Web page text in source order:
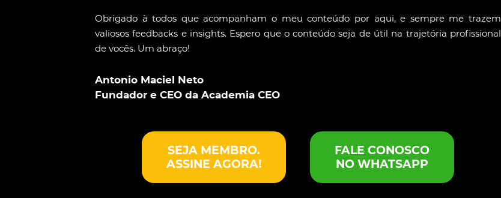
Obrigado à todos que acompanham o meu conteúdo por aqui, e sempre me trazem
valiosos feedbacks e insights. Espero que o conteúdo seja de útil na trajetória profissional
de vocês. Um abraço!
Antonio Maciel Neto
Fundador e CEO da Academia CEO
SEJA MEMBRO.
ASSINE AGORA!
FALE CONOSCO
NO WHATSAPP